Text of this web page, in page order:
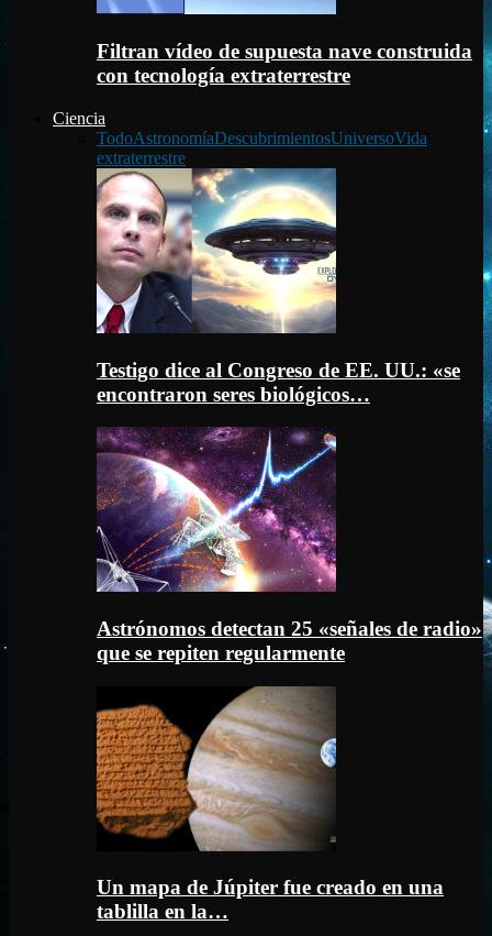
Filtran vídeo de supuesta nave construida
con tecnología extraterrestre
Ciencia
TodoAstronomíaDescubrimientosUniversoVida
extraterrestre
Testigo dice al Congreso de EE. UU.: «se
encontraron seres biológicos…
Astrónomos detectan 25 «señales de radio»
que se repiten regularmente
Un mapa de Júpiter fue creado en una
tablilla en la…